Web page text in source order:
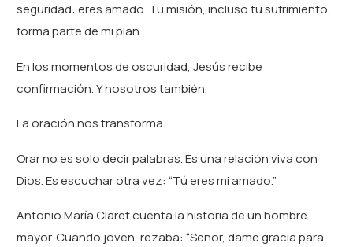
seguridad: eres amado. Tu misión, incluso tu sufrimiento,
forma parte de mi plan.
En los momentos de oscuridad, Jesús recibe
confirmación. Y nosotros también.
La oración nos transforma:
Orar no es solo decir palabras. Es una relación viva con
Dios. Es escuchar otra vez: “Tú eres mi amado.”
Antonio María Claret cuenta la historia de un hombre
mayor. Cuando joven, rezaba: “Señor, dame gracia para